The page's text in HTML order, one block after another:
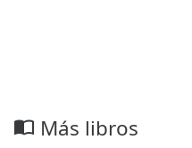
import_contacts Más libros